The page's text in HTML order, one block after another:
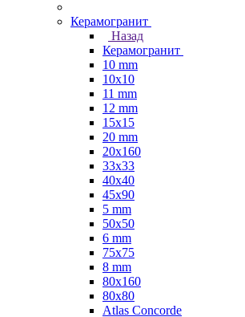
Керамогранит
Назад
Керамогранит
10 mm
10x10
11 mm
12 mm
15x15
20 mm
20х160
33x33
40х40
45x90
5 mm
50x50
6 mm
75х75
8 mm
80x160
80x80
Atlas Concorde